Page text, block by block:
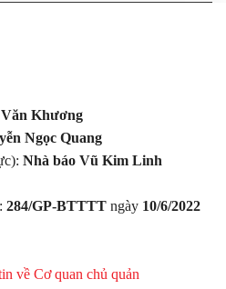
Khương
Ngọc Quang
Nhà báo Vũ Kim Linh
284/GP-BTTTT ngày 10/6/2022
về Cơ quan chủ quản